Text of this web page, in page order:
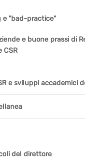
e "bad-practice"
e buone prassi di
CSR
e sviluppi accademici
del direttore